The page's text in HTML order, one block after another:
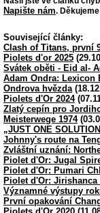
Napište nám. Děkujeme
Související články:
Clash of Titans, první
Piolets d'or 2025
Svátek oběti - Eid al-
Adam Ondra: Lexicon
Ondrova hvězda
Piolets d'Or 2024
Zlatý cepín pro
Meisterwege 1974
„JUST ONE
Johnny's route na
Zvláštní uznání:
Piolet d'Or: Jugal
Piolet d'Or: Pumari
Piolet d'Or: Jirishanca
Významné výstupy
První opakování